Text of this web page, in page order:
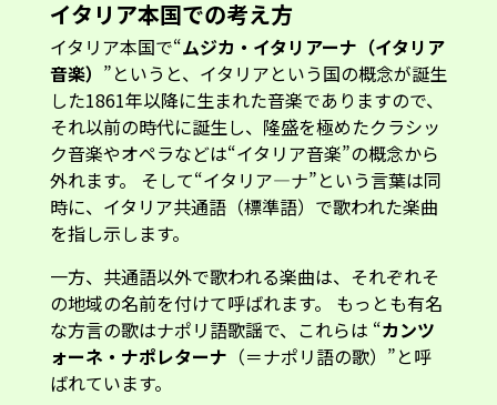
イタリア本国での考え方
イタリア本国で“ムジカ・イタリアーナ（イタリア
音楽） ”というと、イタリアという国の概念が誕生
した1861年以降に生まれた音楽でありますので、
それ以前の時代に誕生し、隆盛を極めたクラシッ
ク音楽やオペラなどは“イタリア音楽”の概念から
外れます。 そして“イタリア―ナ”という言葉は同
時に、イタリア共通語（標準語）で歌われた楽曲
を指し示します。
一方、共通語以外で歌われる楽曲は、それぞれそ
の地域の名前を付けて呼ばれます。 もっとも有名
な方言の歌はナポリ語歌謡で、これらは “カンツ
ォーネ・ナポレターナ （＝ナポリ語の歌）”と呼
ばれています。